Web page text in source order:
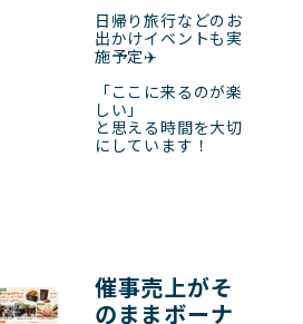
日帰り旅行などのお
出かけイベントも実
施予定✈️
「ここに来るのが楽
しい」
と思える時間を大切
にしています！
催事売上がそ
のままボーナ